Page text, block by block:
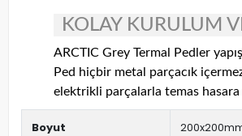
KOLAY KURULUM
ARCTIC Grey Termal Pedler
Ped hiçbir metal parçacık
elektrikli parçalarla temas hasara
Boyut